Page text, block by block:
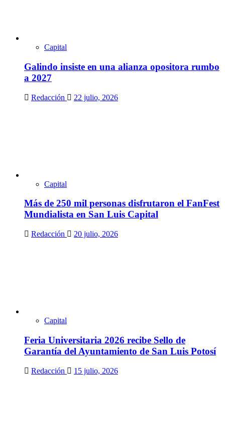
Capital
Galindo insiste en una alianza opositora rumbo
a 2027
Redacción 22 julio, 2026
Capital
Más de 250 mil personas disfrutaron el FanFest
Mundialista en San Luis Capital
Redacción 20 julio, 2026
Capital
Feria Universitaria 2026 recibe Sello de
Garantía del Ayuntamiento de San Luis Potosí
Redacción 15 julio, 2026